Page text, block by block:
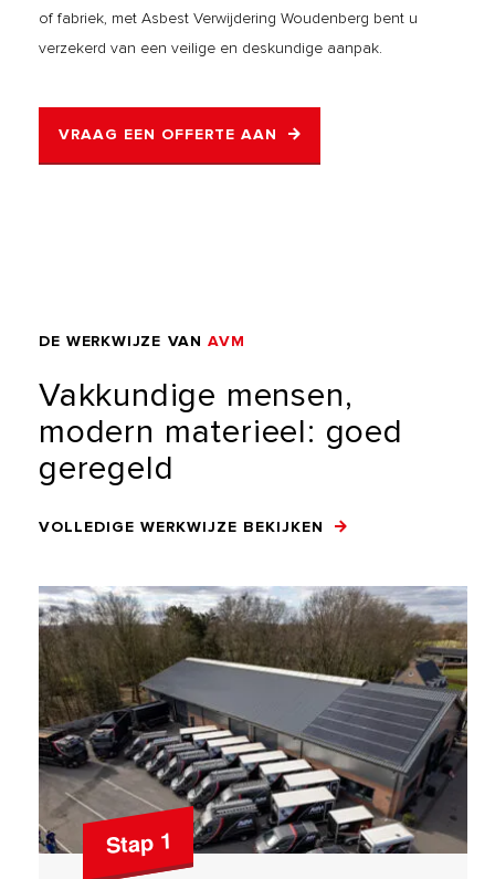
of fabriek, met Asbest Verwijdering Woudenberg bent u
verzekerd van een veilige en deskundige aanpak.
VRAAG EEN OFFERTE AAN
DE WERKWIJZE VAN AVM
Vakkundige mensen,
modern materieel: goed
geregeld
VOLLEDIGE WERKWIJZE BEKIJKEN
Stap 1